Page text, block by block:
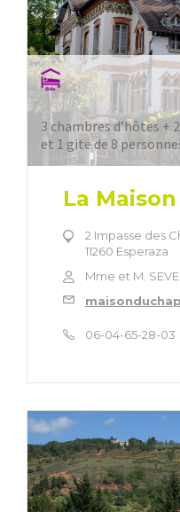
3 chambres d’hôtes +
et 1 gite de 8
La
2 Impasse des
11260 Esperaza
Mme et M.
06-04-65-28-03